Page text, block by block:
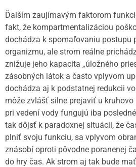
Ďalším zaujímavým faktorom
fakt, že kompartmentalizáciou
dochádza k spomaľovaniu postupu
organizmu, ale strom reálne
znižuje jeho kapacita „úložného
zásobných látok a často vplyvom
dochádza aj k podstatnej redukcii
môže zvlášť silne prejaviť u kruhovo
pri vedení vody fungujú iba
tak dôjsť k paradoxnej situácii, že
plniť svoju funkciu, sa vplyvom
znásobí oproti pôvodne poranenej
do hry čas. Ak strom aj tak bude